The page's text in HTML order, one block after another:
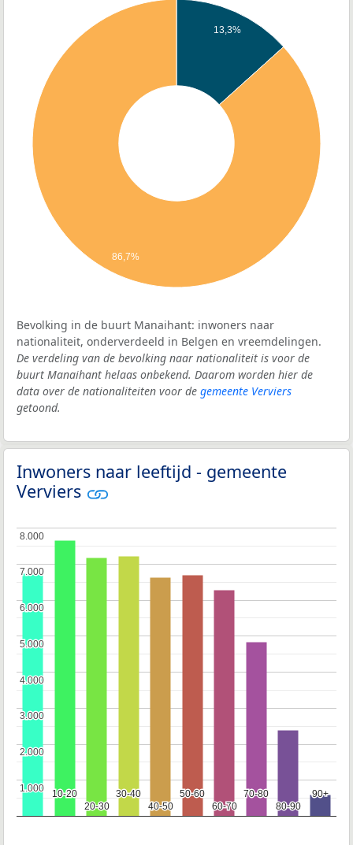
13,3%
86,7%
Bevolking in de buurt Manaihant: inwoners naar
nationaliteit, onderverdeeld in Belgen en vreemdelingen.
De verdeling van de bevolking naar nationaliteit is voor de
buurt Manaihant helaas onbekend. Daarom worden hier de
data over de nationaliteiten voor de gemeente Verviers
getoond.
Inwoners naar leeftijd - gemeente
Verviers
10-20
10-20
20-30
20-30
30-40
30-40
40-50
40-50
50-60
50-60
60-70
60-70
70-80
70-80
80-90
80-90
90+
90+
1.000
1.000
2.000
2.000
3.000
3.000
4.000
4.000
5.000
5.000
6.000
6.000
7.000
7.000
8.000
8.000